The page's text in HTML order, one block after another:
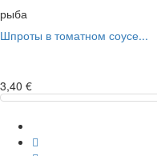
рыба
Шпроты в томатном соусе...
3,40 €